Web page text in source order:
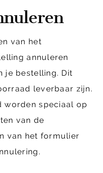
van het
annuleren
je bestelling. Dit
leverbaar zijn.
worden speciaal op
van de
van het formulier